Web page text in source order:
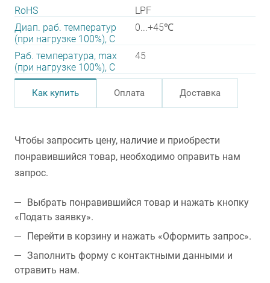
RoHS
LPF
Диап. раб. температур
(при нагрузке 100%), C
0...+45℃
Раб. температура, max
(при нагрузке 100%), C
45
Как купить Оплата Доставка
Чтобы запросить цену, наличие и приобрести
понравившийся товар, необходимо оправить нам
запрос.
Выбрать понравившийся товар и нажать кнопку
«Подать заявку».
Перейти в корзину и нажать «Оформить запрос».
Заполнить форму с контактными данными и
отравить нам.